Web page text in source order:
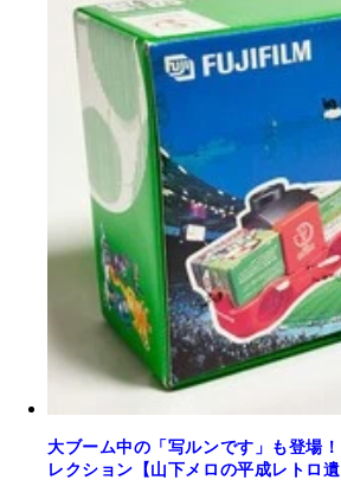
大ブーム中の「写ルンです」も登場
レクション【山下メロの平成レトロ遺